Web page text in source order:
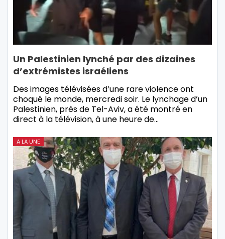
Un Palestinien lynché par des dizaines
d’extrémistes israéliens
Des images télévisées d’une rare violence ont
choqué le monde, mercredi soir. Le lynchage d’un
Palestinien, près de Tel-Aviv, a été montré en
direct à la télévision, à une heure de…
A LA UNE